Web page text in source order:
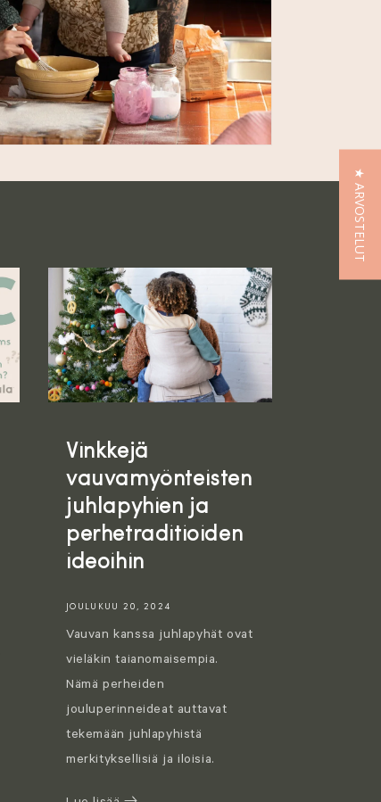
Vinkkejä
vauvamyönteisten
juhlapyhien ja
perhetraditioiden
ideoihin
JOULUKUU 20, 2024
Vauvan kanssa juhlapyhät ovat
vieläkin taianomaisempia.
Nämä perheiden
jouluperinneideat auttavat
tekemään juhlapyhistä
merkityksellisiä ja iloisia.
★ ARVOSTELUT